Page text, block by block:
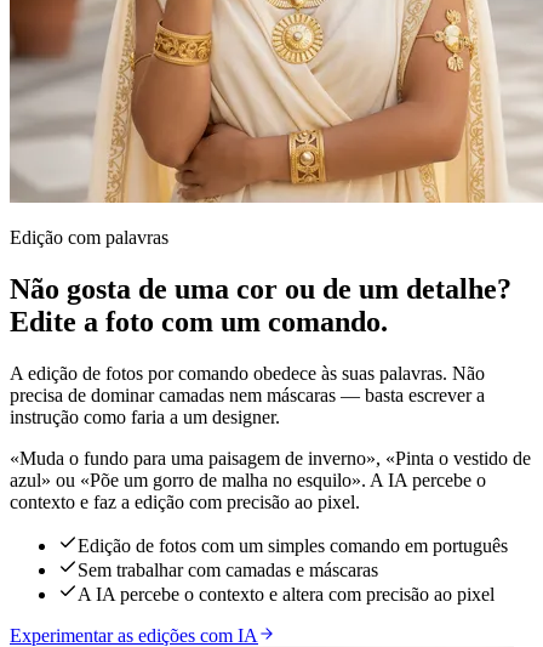
Edição com palavras
Não gosta de uma cor ou de um detalhe?
Edite a foto com um comando.
A edição de fotos por comando obedece às suas palavras. Não
precisa de dominar camadas nem máscaras — basta escrever a
instrução como faria a um designer.
«Muda o fundo para uma paisagem de inverno», «Pinta o vestido de
azul» ou «Põe um gorro de malha no esquilo». A IA percebe o
contexto e faz a edição com precisão ao pixel.
Edição de fotos com um simples comando em português
Sem trabalhar com camadas e máscaras
A IA percebe o contexto e altera com precisão ao pixel
Experimentar as edições com IA